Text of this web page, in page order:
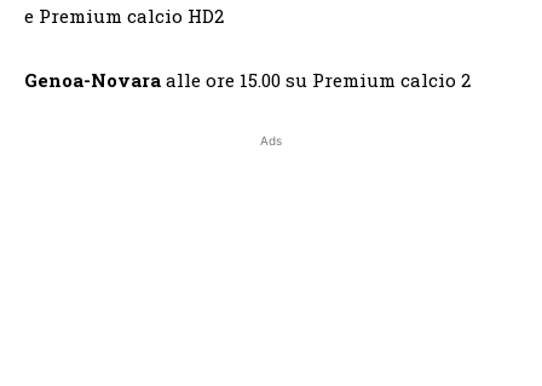
e Premium calcio HD2
Genoa-Novara alle ore 15.00 su Premium calcio 2
Ads